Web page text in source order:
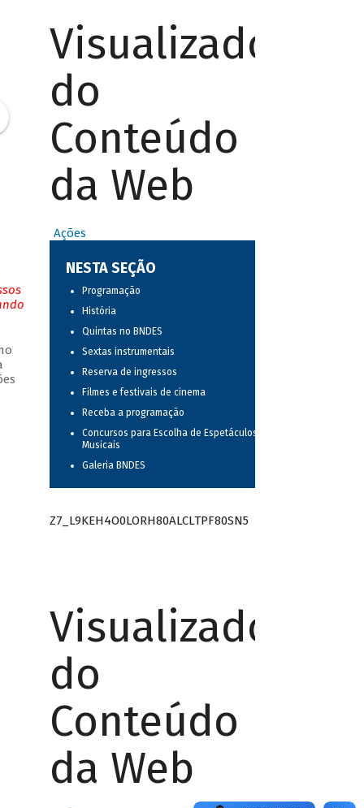
Visualizador
do
Conteúdo
da Web
Ações
NESTA SEÇÃO
Programação
História
Quintas no BNDES
Sextas instrumentais
Reserva de ingressos
Filmes e festivais de cinema
Receba a programação
Concursos para Escolha de Espetáculos
Musicais
Galeria BNDES
Z7_L9KEH4O0LORH80ALCLTPF80SN5
Visualizador
do
Conteúdo
da Web